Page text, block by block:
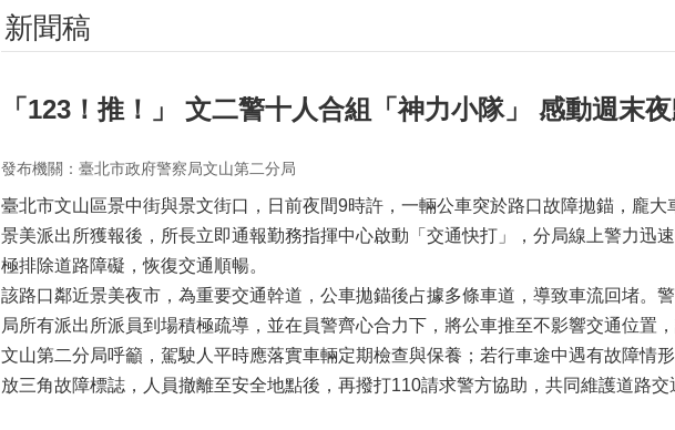
新聞稿
「123！推！」 文二警十人合組「神力小隊」 感動週末
發布機關：臺北市政府警察局文山第二分局
臺北市文山區景中街與景文街口，日前夜間9時許，一輛公車突於路口故障拋錨，龐大
景美派出所獲報後，所長立即通報勤務指揮中心啟動「交通快打」，分局線上警力迅
極排除道路障礙，恢復交通順暢。
該路口鄰近景美夜市，為重要交通幹道，公車拋錨後占據多條車道，導致車流回堵。
局所有派出所派員到場積極疏導，並在員警齊心合力下，將公車推至不影響交通位置
文山第二分局呼籲，駕駛人平時應落實車輛定期檢查與保養；若行車途中遇有故障情
放三角故障標誌，人員撤離至安全地點後，再撥打110請求警方協助，共同維護道路交